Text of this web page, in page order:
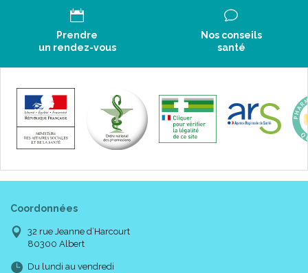
Codes :
Taille Pointure
Prendre
un rendez-vous
Nos conseils
santé
Coordonnées
32 rue Jeanne d’Harcourt
80300 Albert
Du lundi au vendredi